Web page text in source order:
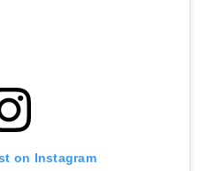
on Instagram